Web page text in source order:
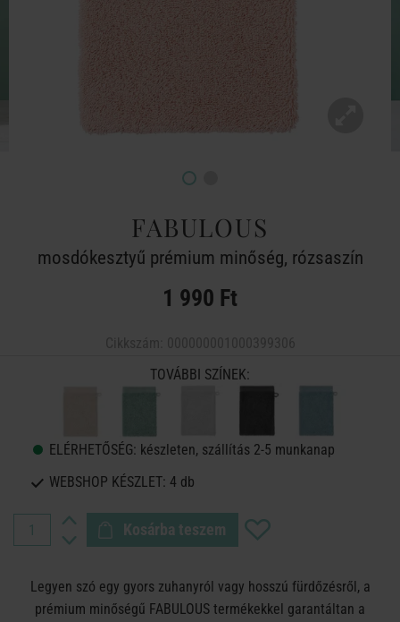
FABULOUS
mosdókesztyű prémium minőség, rózsaszín
1 990 Ft
TOVÁBBI SZÍNEK:
ELÉRHETŐSÉG: készleten, szállítás 2-5 munkanap
WEBSHOP KÉSZLET: 4 db
Kosárba teszem
Legyen szó egy gyors zuhanyról vagy hosszú fürdőzésről, a
prémium minőségű FABULOUS termékekkel garantáltan a